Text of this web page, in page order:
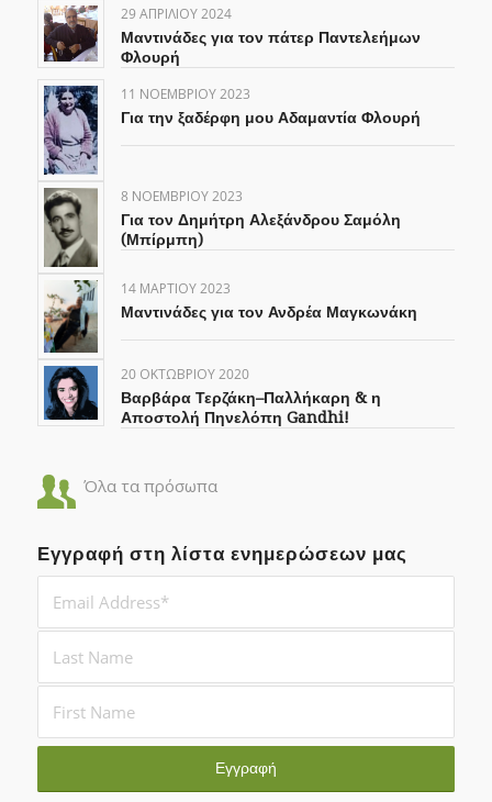
29 ΑΠΡΙΛΊΟΥ 2024
Μαντινάδες για τον πάτερ Παντελεήμων
Φλουρή
11 ΝΟΕΜΒΡΊΟΥ 2023
Για την ξαδέρφη μου Αδαμαντία Φλουρή
8 ΝΟΕΜΒΡΊΟΥ 2023
Για τον Δημήτρη Αλεξάνδρου Σαμόλη
(Μπίρμπη)
14 ΜΑΡΤΊΟΥ 2023
Μαντινάδες για τον Ανδρέα Μαγκωνάκη
20 ΟΚΤΩΒΡΊΟΥ 2020
Βαρβάρα Τερζάκη–Παλλήκαρη & η
Αποστολή Πηνελόπη Gandhi!
Όλα τα πρόσωπα
Εγγραφή στη λίστα ενημερώσεων μας